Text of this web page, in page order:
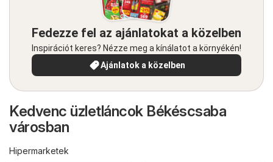
Fedezze fel az ajánlatokat a közelben
Inspirációt keres? Nézze meg a kínálatot a környékén!
Ajánlatok a közelben
Kedvenc üzletláncok Békéscsaba
városban
Hipermarketek